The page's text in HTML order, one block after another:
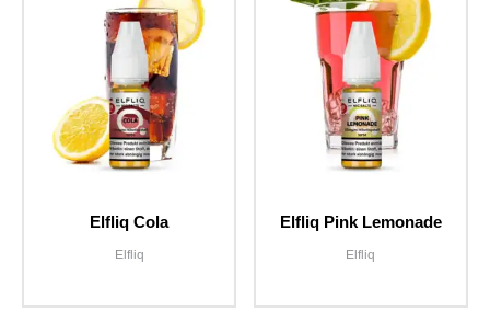
Elfliq Cola
Elfliq
Elfliq Pink Lemonade
Elfliq